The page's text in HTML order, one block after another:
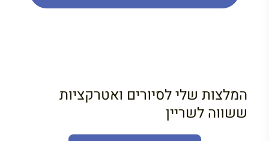
המלצות שלי לסיורים ואטרקציות
ששווה לשריין